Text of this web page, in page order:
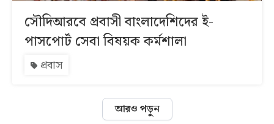
সৌদিআরবে প্রবাসী বাংলাদেশিদের ই-
পাসপোর্ট সেবা বিষয়ক কর্মশালা
প্রবাস
আরও পড়ুন